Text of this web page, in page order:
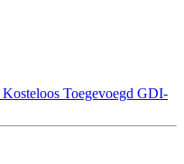
Kosteloos Toegevoegd GDI-